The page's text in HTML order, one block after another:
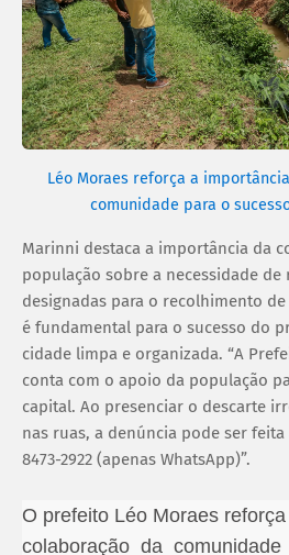
Léo Moraes reforça a
comunidade para o
Marinni destaca a importância da
população sobre a necessidade de
designadas para o recolhimento
é fundamental para o sucesso do
cidade limpa e organizada. “A
conta com o apoio da população
capital. Ao presenciar o descarte
nas ruas, a denúncia pode ser
8473-2922 (apenas WhatsApp)”.
O prefeito Léo Moraes
colaboração da